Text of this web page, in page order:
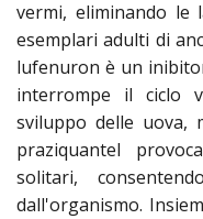
vermi, eliminando le
esemplari adulti di
lufenuron è un
interrompe il ciclo
sviluppo delle uova,
praziquantel
solitari,
dall'organismo.